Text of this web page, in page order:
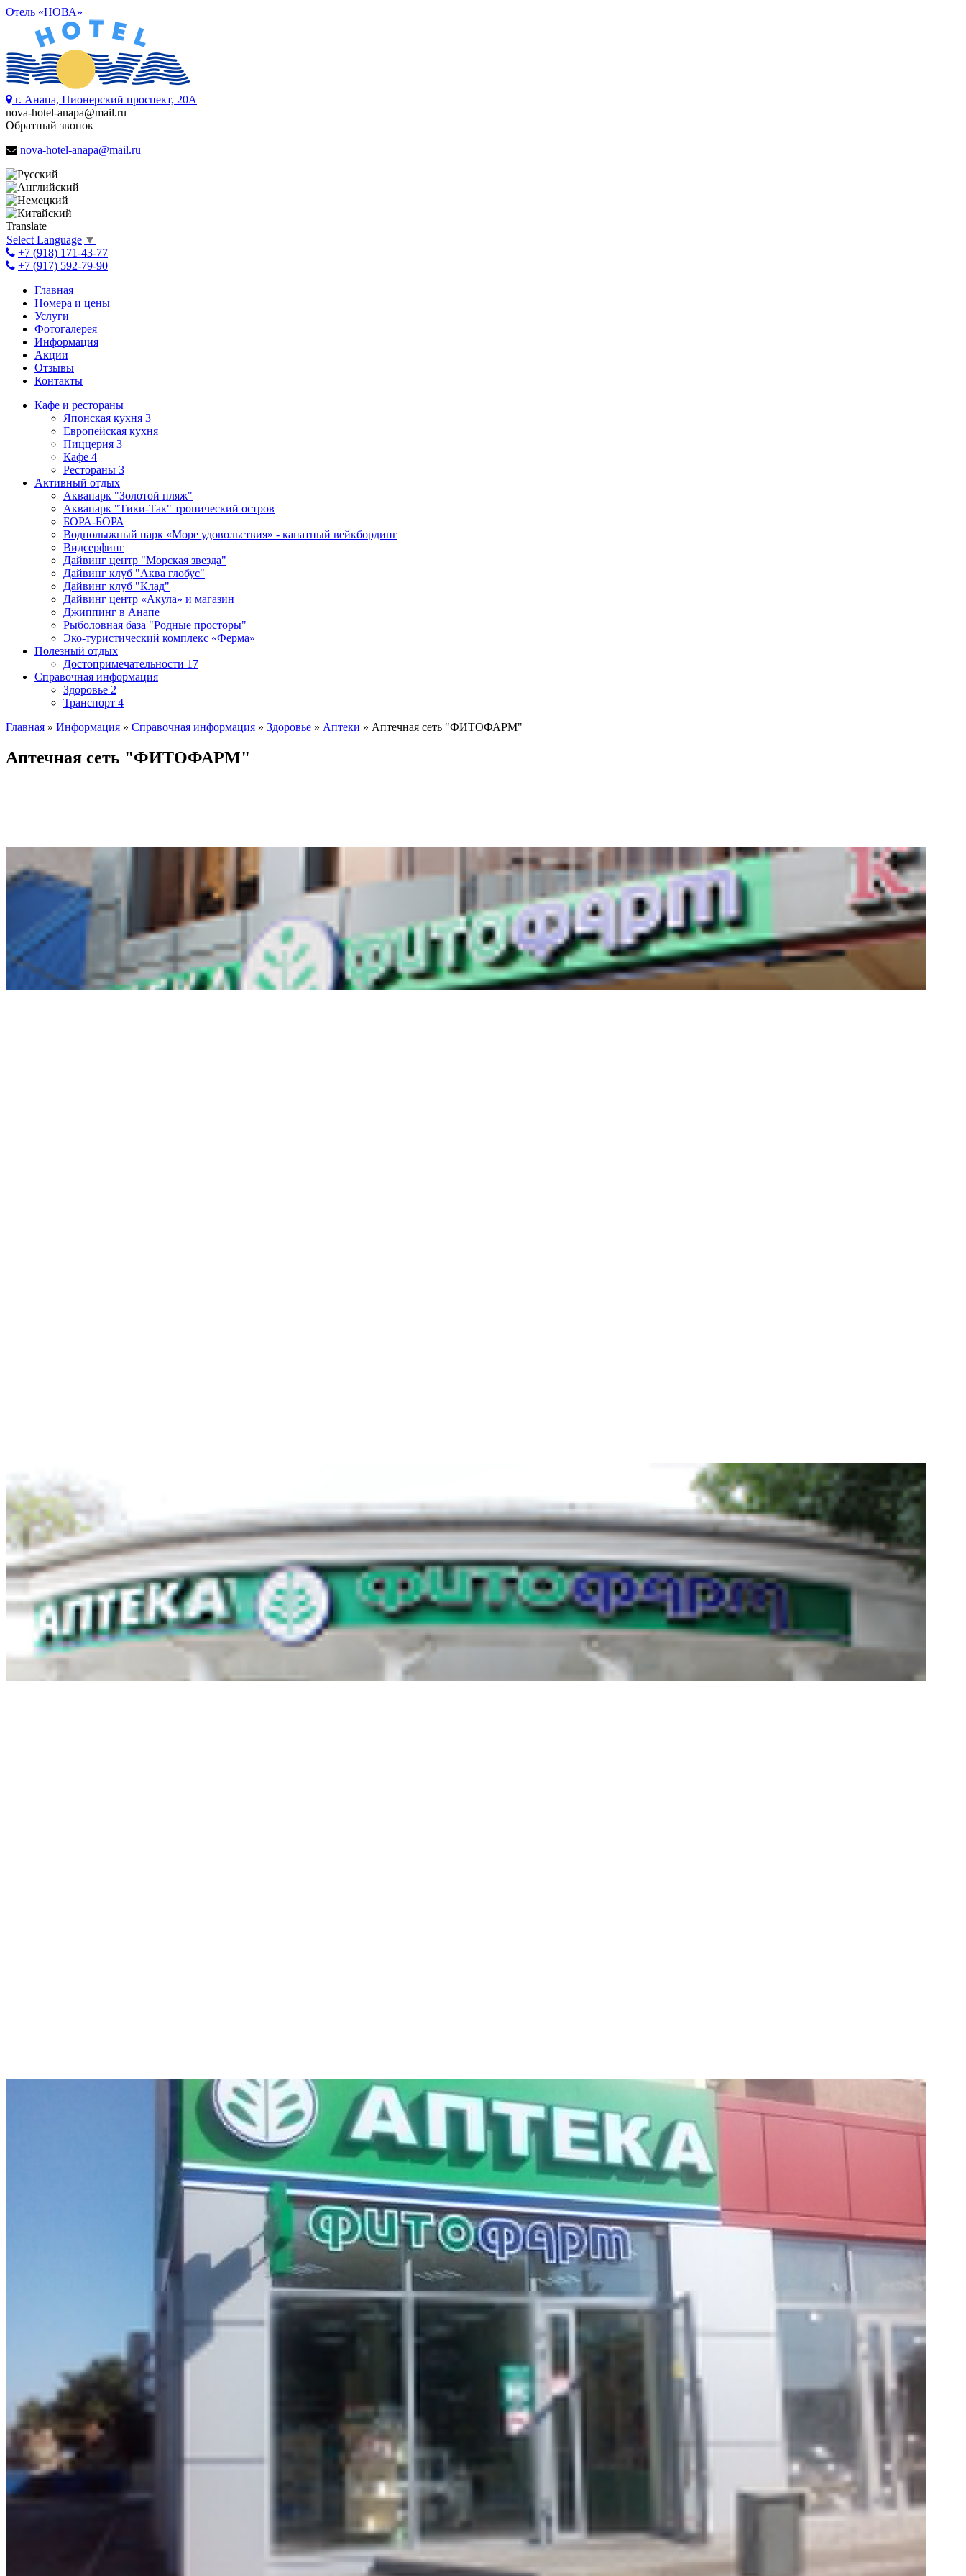
Отель «НОВА»
г. Анапа, Пионерский проспект, 20А
nova-hotel-anapa@mail.ru
Обратный звонок
nova-hotel-anapa@mail.ru
Translate
Select Language ▼
+7 (918) 171-43-77
+7 (917) 592-79-90
Главная
Номера и цены
Услуги
Фотогалерея
Информация
Акции
Отзывы
Контакты
Кафе и рестораны
Японская кухня 3
Европейская кухня
Пиццерия 3
Кафе 4
Рестораны 3
Активный отдых
Аквапарк "Золотой пляж"
Аквапарк "Тики-Так" тропический остров
БОРА-БОРА
Воднолыжный парк «Море удовольствия» - канатный вейкбординг
Видсерфинг
Дайвинг центр "Морская звезда"
Дайвинг клуб "Аква глобус"
Дайвинг клуб "Клад"
Дайвинг центр «Акула» и магазин
Джиппинг в Анапе
Рыболовная база "Родные просторы"
Эко-туристический комплекс «Ферма»
Полезный отдых
Достопримечательности 17
Справочная информация
Здоровье 2
Транспорт 4
Главная » Информация » Справочная информация » Здоровье » Аптеки » Аптечная сеть "ФИТОФАРМ"
Аптечная сеть "ФИТОФАРМ"